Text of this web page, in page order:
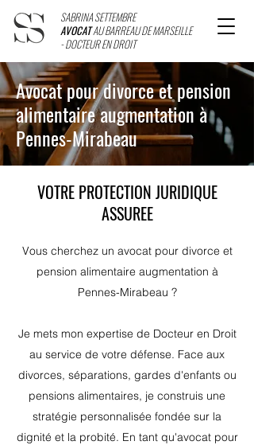
SABRINA SETTEMBRE
AVOCATAU BARREAU DE MARSEILLE
- DOCTEUR EN DROIT
Avocat pour divorce et pension
alimentaire augmentation à
Pennes-Mirabeau
VOTRE PROTECTION JURIDIQUE
ASSUREE
Vous cherchez un avocat pour divorce et
pension alimentaire augmentation à
Pennes-Mirabeau ?
Je mets mon expertise de Docteur en Droit
au service de votre défense. Face aux
divorces, séparations, gardes d'enfants ou
pensions alimentaires, je construis une
stratégie personnalisée fondée sur la
dignité et la probité. En tant qu'avocat pour